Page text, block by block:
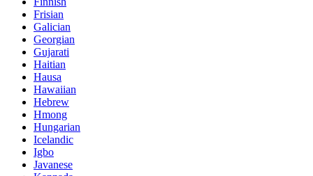
Frisian
Galician
Georgian
Gujarati
Haitian
Hausa
Hawaiian
Hebrew
Hmong
Hungarian
Icelandic
Igbo
Javanese